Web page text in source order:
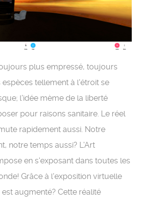
plus empressé, toujours
tellement à l'étroit se
l'idée mème de la liberté
pour raisons sanitaire. Le réel
rapidement aussi. Notre
notre temps aussi? L'Art
en s'exposant dans toutes les
Grâce à l'exposition virtuelle
augmenté? Cette réalité